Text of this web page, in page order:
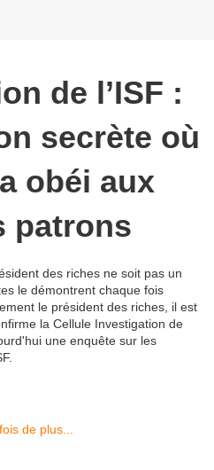
de l’ISF :
secrète où
obéi aux
patrons
des riches ne soit pas un
le démontrent chaque fois
le président des riches, il est
la Cellule Investigation de
une enquête sur les